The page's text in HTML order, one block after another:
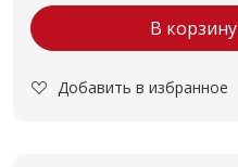
В корзину
Добавить в избранное